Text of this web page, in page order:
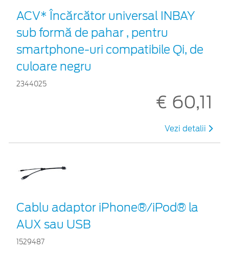
ACV* Încărcător universal INBAY
sub formă de pahar , pentru
smartphone-uri compatibile Qi, de
culoare negru
2344025
€ 60,11
Vezi detalii
Cablu adaptor iPhone®/iPod® la
AUX sau USB
1529487